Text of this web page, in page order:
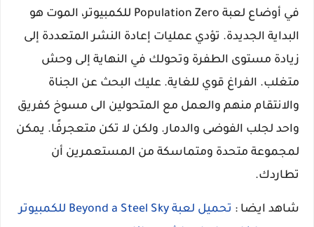
في أوضاع لعبة Population Zero للكمبيوتر، الموت هو
البداية الجديدة. تؤدي عمليات إعادة النشر المتعددة إلى
زيادة مستوى الطفرة وتحولك في النهاية إلى وحش
متغلب. الفراغ قوي للغاية. عليك البحث عن الجناة
والانتقام منهم والعمل مع المتحولين الى مسوخ كفريق
واحد لجلب الفوضى والدمار. ولكن لا تكن متعجرفًا. يمكن
لمجموعة متحدة ومتماسكة من المستعمرين أن
تطاردك.
شاهد ايضا :
تحميل لعبة Beyond a Steel Sky للكمبيوتر